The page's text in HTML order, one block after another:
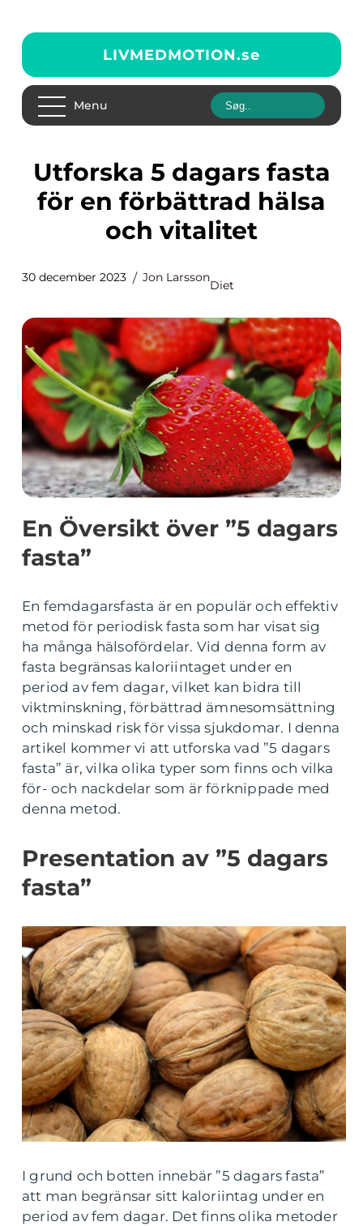
LIVMEDMOTION.se
Menu
Utforska 5 dagars fasta
för en förbättrad hälsa
och vitalitet
30 december 2023 Jon Larsson
Diet
En Översikt över ”5 dagars
fasta”
En femdagarsfasta är en populär och effektiv
metod för periodisk fasta som har visat sig
ha många hälsofördelar. Vid denna form av
fasta begränsas kaloriintaget under en
period av fem dagar, vilket kan bidra till
viktminskning, förbättrad ämnesomsättning
och minskad risk för vissa sjukdomar. I denna
artikel kommer vi att utforska vad ”5 dagars
fasta” är, vilka olika typer som finns och vilka
för- och nackdelar som är förknippade med
denna metod.
Presentation av ”5 dagars
fasta”
I grund och botten innebär ”5 dagars fasta”
att man begränsar sitt kaloriintag under en
period av fem dagar. Det finns olika metoder